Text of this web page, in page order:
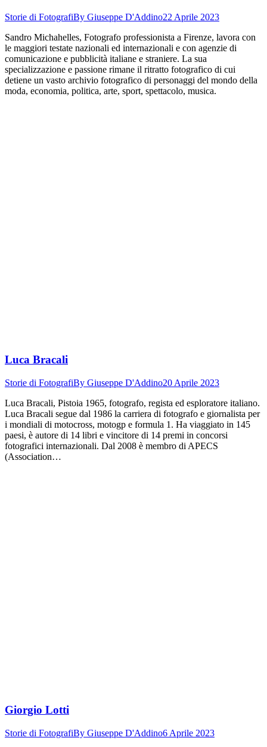
Storie di FotografiBy Giuseppe D'Addino22 Aprile 2023
Sandro Michahelles, Fotografo professionista a Firenze, lavora con
le maggiori testate nazionali ed internazionali e con agenzie di
comunicazione e pubblicità italiane e straniere. La sua
specializzazione e passione rimane il ritratto fotografico di cui
detiene un vasto archivio fotografico di personaggi del mondo della
moda, economia, politica, arte, sport, spettacolo, musica.
Luca Bracali
Storie di FotografiBy Giuseppe D'Addino20 Aprile 2023
Luca Bracali, Pistoia 1965, fotografo, regista ed esploratore italiano.
Luca Bracali segue dal 1986 la carriera di fotografo e giornalista per
i mondiali di motocross, motogp e formula 1. Ha viaggiato in 145
paesi, è autore di 14 libri e vincitore di 14 premi in concorsi
fotografici internazionali. Dal 2008 è membro di APECS
(Association…
Giorgio Lotti
Storie di FotografiBy Giuseppe D'Addino6 Aprile 2023